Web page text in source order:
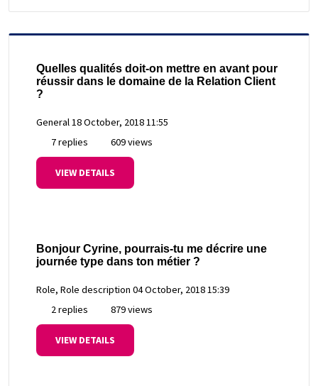
Quelles qualités doit-on mettre en avant pour
réussir dans le domaine de la Relation Client
?
General18 October, 2018 11:55
7 replies
609 views
VIEW DETAILS
Bonjour Cyrine, pourrais-tu me décrire une
journée type dans ton métier ?
Role, Role description 04 October, 2018 15:39
2 replies
879 views
VIEW DETAILS